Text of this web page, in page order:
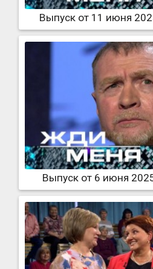
Выпуск от 11 июня
Выпуск от 6 июня